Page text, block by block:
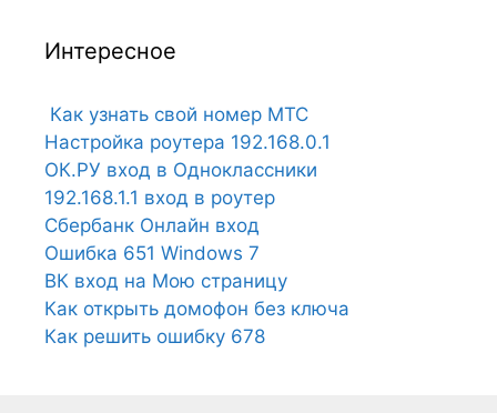
Интересное
Как узнать свой номер МТС
Настройка роутера 192.168.0.1
ОК.РУ вход в Одноклассники
192.168.1.1 вход в роутер
Сбербанк Онлайн вход
Ошибка 651 Windows 7
ВК вход на Мою страницу
Как открыть домофон без ключа
Как решить ошибку 678